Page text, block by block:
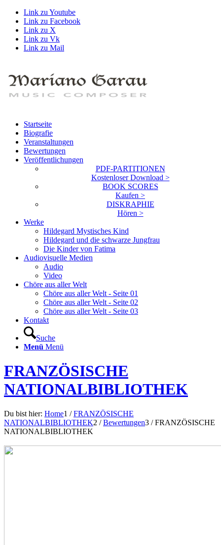
Link zu Youtube
Link zu Facebook
Link zu X
Link zu Vk
Link zu Mail
Startseite
Biografie
Veranstaltungen
Bewertungen
Veröffentlichungen
PDF-PARTITIONEN
Kostenloser Download >
BOOK SCORES
Kaufen >
DISKRAPHIE
Hören >
Werke
Hildegard Mystisches Kind
Hildegard und die schwarze Jungfrau
Die Kinder von Fatima
Audiovisuelle Medien
Audio
Video
Chöre aus aller Welt
Chöre aus aller Welt - Seite 01
Chöre aus aller Welt - Seite 02
Chöre aus aller Welt - Seite 03
Kontakt
Suche
Menü Menü
FRANZÖSISCHE
NATIONALBIBLIOTHEK
Du bist hier: Home1 / FRANZÖSISCHE
NATIONALBIBLIOTHEK2 / Bewertungen3 / FRANZÖSISCHE
NATIONALBIBLIOTHEK